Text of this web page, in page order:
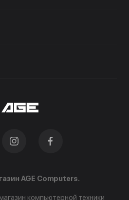
AGE Computers.
компьютерной техники